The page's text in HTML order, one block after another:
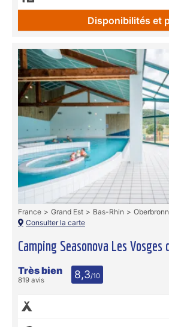
Disponibilités et
Camping Seasonova Les Vosges
France Grand Est Bas-Rhin
Oberbronn
Consulter la carte
Très bien
819 avis 8,3/10